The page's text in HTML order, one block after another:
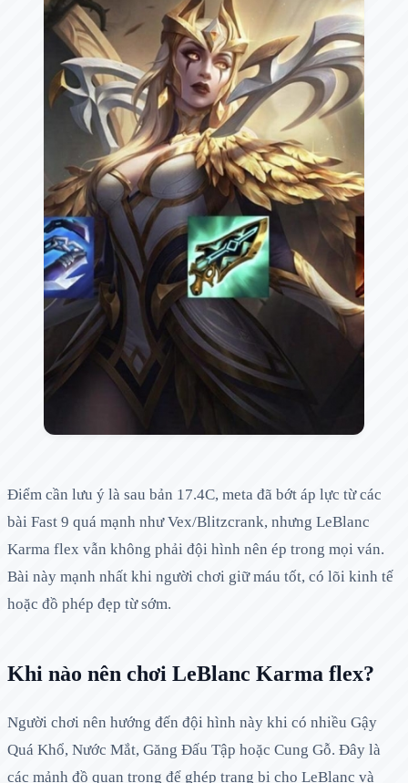
Điểm cần lưu ý là sau bản 17.4C, meta đã bớt áp lực từ các
bài Fast 9 quá mạnh như Vex/Blitzcrank, nhưng LeBlanc
Karma flex vẫn không phải đội hình nên ép trong mọi ván.
Bài này mạnh nhất khi người chơi giữ máu tốt, có lõi kinh tế
hoặc đồ phép đẹp từ sớm.
Khi nào nên chơi LeBlanc Karma flex?
Người chơi nên hướng đến đội hình này khi có nhiều Gậy
Quá Khổ, Nước Mắt, Găng Đấu Tập hoặc Cung Gỗ. Đây là
các mảnh đồ quan trọng để ghép trang bị cho LeBlanc và